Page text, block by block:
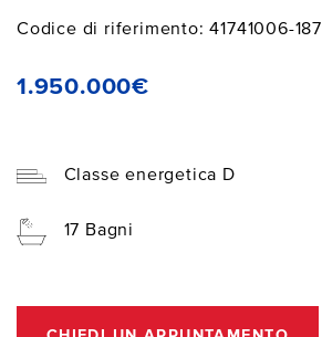
Codice di riferimento: 41741006-187
1.950.000€
Classe energetica D
17 Bagni